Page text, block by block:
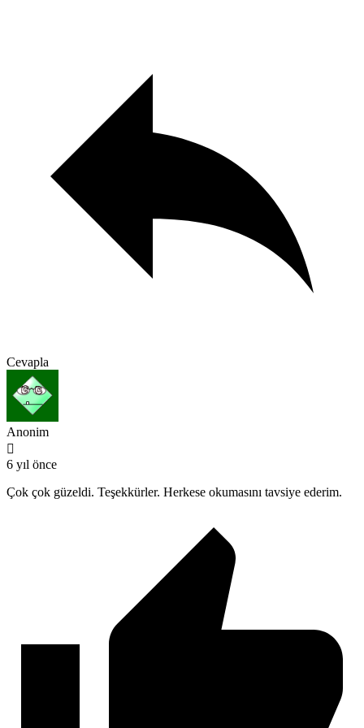
Cevapla
Anonim
6 yıl önce
Çok çok güzeldi. Teşekkürler. Herkese okumasını tavsiye ederim.